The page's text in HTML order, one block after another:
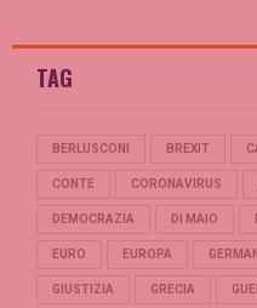
TAG
BERLUSCONI BREXIT
CONTE CORONAVIRUS
DEMOCRAZIA DI MAIO
EURO EUROPA
GIUSTIZIA GRECIA